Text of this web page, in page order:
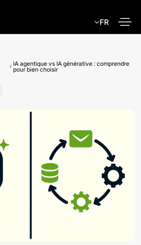
FR
IA agentique vs IA générative : comprendre
pour bien choisir